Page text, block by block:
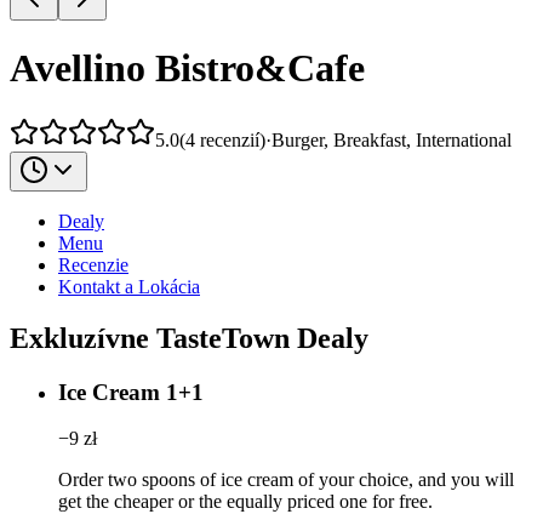
Avellino Bistro&Cafe
5.0(4 recenzií)·Burger, Breakfast, International
Dealy
Menu
Recenzie
Kontakt a Lokácia
Exkluzívne TasteTown Dealy
Ice Cream 1+1
−9 zł
Order two spoons of ice cream of your choice, and you will
get the cheaper or the equally priced one for free.